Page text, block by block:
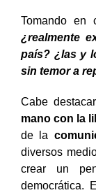
Tomando en
¿realmente
país? ¿las y
sin temor a
Cabe
mano con la
de la
diversos
crear un
democrática.